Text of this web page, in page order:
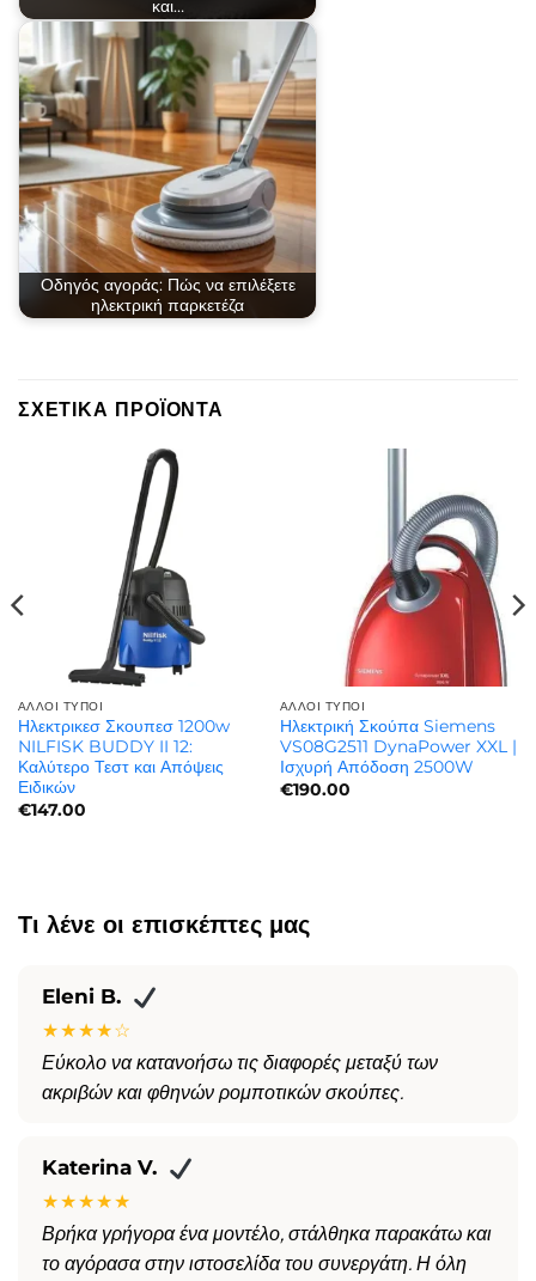
και…
Οδηγός αγοράς: Πώς να επιλέξετε
ηλεκτρική παρκετέζα
ΣΧΕΤΙΚΆ ΠΡΟΪΌΝΤΑ
ΆΛΛΟΙ ΤΎΠΟΙ
Ηλεκτρικεσ Σκουπεσ 1200w
NILFISK BUDDY II 12:
Καλύτερο Τεστ και Απόψεις
Ειδικών
€147.00
ΆΛΛΟΙ ΤΎΠΟΙ
Ηλεκτρική Σκούπα Siemens
VS08G2511 DynaPower XXL |
Ισχυρή Απόδοση 2500W
€190.00
Τι λένε οι επισκέπτες μας
Eleni B.
★★★★☆
Εύκολο να κατανοήσω τις διαφορές μεταξύ των
ακριβών και φθηνών ρομποτικών σκούπες.
Katerina V.
★★★★★
Βρήκα γρήγορα ένα μοντέλο, στάλθηκα παρακάτω και
το αγόρασα στην ιστοσελίδα του συνεργάτη. Η όλη